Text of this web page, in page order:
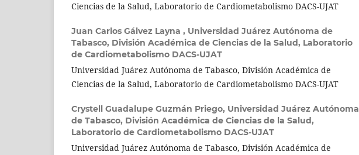
Ciencias de la Salud, Laboratorio de Cardiometabolismo DACS-UJAT
Juan Carlos Gálvez Layna , Universidad Juárez Autónoma de
Tabasco, División Académica de Ciencias de la Salud, Laboratorio
de Cardiometabolismo DACS-UJAT
Universidad Juárez Autónoma de Tabasco, División Académica de
Ciencias de la Salud, Laboratorio de Cardiometabolismo DACS-UJAT
Crystell Guadalupe Guzmán Priego, Universidad Juárez Autónoma
de Tabasco, División Académica de Ciencias de la Salud,
Laboratorio de Cardiometabolismo DACS-UJAT
Universidad Juárez Autónoma de Tabasco, División Académica de